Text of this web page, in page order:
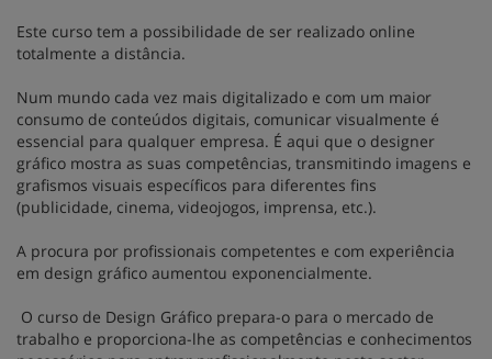
Este curso tem a possibilidade de ser realizado online
totalmente a distância.
Num mundo cada vez mais digitalizado e com um maior
consumo de conteúdos digitais, comunicar visualmente é
essencial para qualquer empresa. É aqui que o designer
gráfico mostra as suas competências, transmitindo imagens e
grafismos visuais específicos para diferentes fins
(publicidade, cinema, videojogos, imprensa, etc.).
A procura por profissionais competentes e com experiência
em design gráfico aumentou exponencialmente.
O curso de Design Gráfico prepara-o para o mercado de
trabalho e proporciona-lhe as competências e conhecimentos